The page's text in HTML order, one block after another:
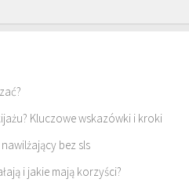
Kluczowe wskazówki i kroki
bez sls
i jakie mają korzyści?